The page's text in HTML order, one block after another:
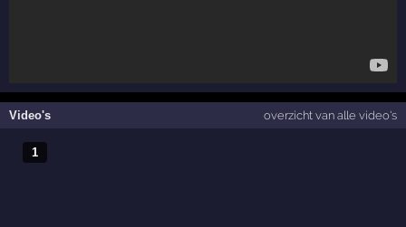
Video's overzicht van alle video's
1